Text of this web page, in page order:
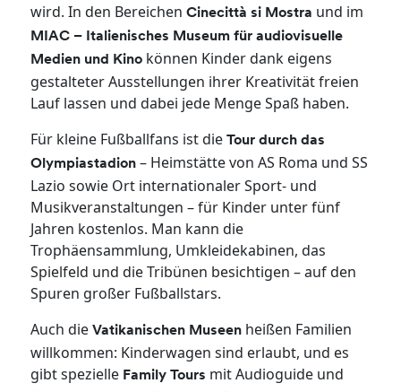
wird. In den BereichenCinecittà si Mostra und im
MIAC – Italienisches Museum für audiovisuelle
Medien und Kino können Kinder dank eigens
gestalteter Ausstellungen ihrer Kreativität freien
Lauf lassen und dabei jede Menge Spaß haben.
Für kleine Fußballfans ist dieTour durch das
Olympiastadion – Heimstätte von AS Roma und SS
Lazio sowie Ort internationaler Sport- und
Musikveranstaltungen – für Kinder unter fünf
Jahren kostenlos. Man kann die
Trophäensammlung, Umkleidekabinen, das
Spielfeld und die Tribünen besichtigen – auf den
Spuren großer Fußballstars.
Auch dieVatikanischen Museen heißen Familien
willkommen: Kinderwagen sind erlaubt, und es
gibt spezielle Family Tours mit Audioguide und